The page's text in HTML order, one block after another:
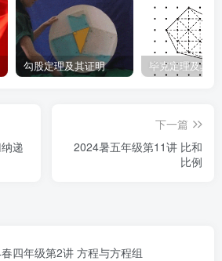
勾股定理及其证明 毕克定理及其
递
下一篇
2024暑五年级第11讲 比和
比例
四年级第2讲 方程与方程组